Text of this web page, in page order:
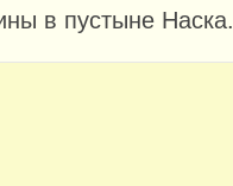
в пустыне Наска.